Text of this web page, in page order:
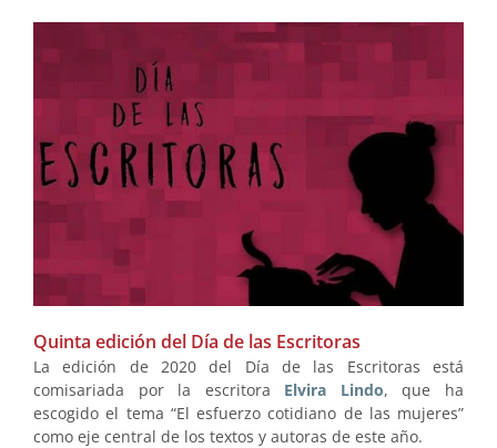
Quinta edición del Día de las Escritoras
La edición de 2020 del Día de las Escritoras está
comisariada por la escritora Elvira Lindo, que ha
escogido el tema “El esfuerzo cotidiano de las mujeres”
como eje central de los textos y autoras de este año.